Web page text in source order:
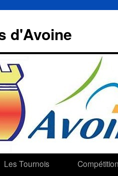
d'Avoine
Les Tournois